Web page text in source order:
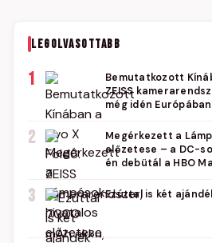
LEGOLVASOTTABB
1
Bemutatkozott
ZEISS
még idén Európában
2
Megérkezett a
előzetese – a DC-
én debütál a HBO
3 Ezúttal is két